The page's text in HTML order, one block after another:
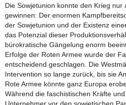
Die Sowjetunion konnte den Krieg nur
gewinnen: Der enormen
der Sowjetunion und der Existenz
das Potenzial dieser
bürokratische Gängelung enorm
Erfolge der Roten Armee wurde der
entscheidend geschlagen. Die
Intervention so lange zurück, bis sie
Rote Armee könnte ganz Europa
Während die faschistischen Kräfte
Unternehmer vor den sowjetischen